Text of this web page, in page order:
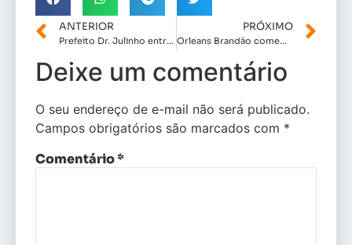
ANTERIOR
Prefeito Dr. Julinho entrega oito ruas pavimentadas no bairro Jaguarema
PRÓXIMO
Orleans Brandão comemora com multidão em Presidente Dutra crescimento de sua pré-campanha em todo o estad
Deixe um comentário
O seu endereço de e-mail não será publicado.
Campos obrigatórios são marcados com *
Comentário*